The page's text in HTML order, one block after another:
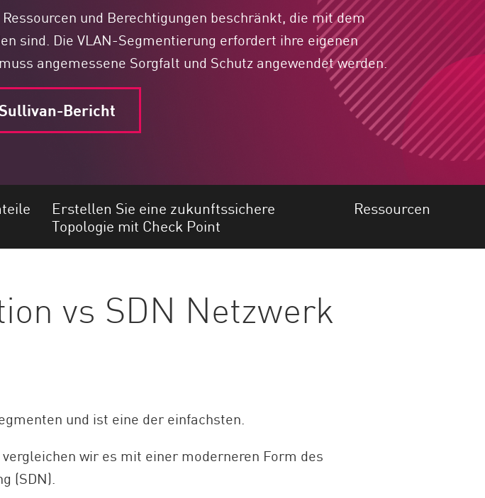
und Berechtigungen beschränkt, die mit dem
sind. Die VLAN-Segmentierung erfordert ihre eigenen
angemessene Sorgfalt und Schutz angewendet werden.
Bericht
Erstellen Sie eine zukunftssichere
Topologie mit Check Point
Ressourcen
vs SDN Netzwerk
und ist eine der einfachsten.
wir es mit einer moderneren Form des
(SDN).